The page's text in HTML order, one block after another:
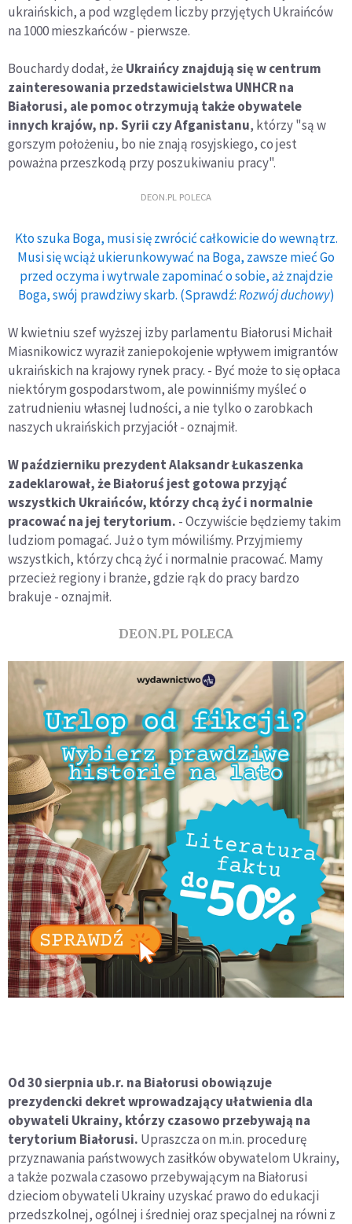
ukraińskich, a pod względem liczby przyjętych Ukraińców
na 1000 mieszkańców - pierwsze.
Bouchardy dodał, że Ukraińcy znajdują się w centrum
zainteresowania przedstawicielstwa UNHCR na
Białorusi, ale pomoc otrzymują także obywatele
innych krajów, np. Syrii czy Afganistanu, którzy "są w
gorszym położeniu, bo nie znają rosyjskiego, co jest
poważna przeszkodą przy poszukiwaniu pracy".
DEON.PL POLECA
Kto szuka Boga, musi się zwrócić całkowicie do wewnątrz.
Musi się wciąż ukierunkowywać na Boga, zawsze mieć Go
przed oczyma i wytrwale zapominać o sobie, aż znajdzie
Boga, swój prawdziwy skarb. (Sprawdź:Rozwój duchowy)
W kwietniu szef wyższej izby parlamentu Białorusi Michaił
Miasnikowicz wyraził zaniepokojenie wpływem imigrantów
ukraińskich na krajowy rynek pracy. - Być może to się opłaca
niektórym gospodarstwom, ale powinniśmy myśleć o
zatrudnieniu własnej ludności, a nie tylko o zarobkach
naszych ukraińskich przyjaciół - oznajmił.
W październiku prezydent Alaksandr Łukaszenka
zadeklarował, że Białoruś jest gotowa przyjąć
wszystkich Ukraińców, którzy chcą żyć i normalnie
pracować na jej terytorium. - Oczywiście będziemy takim
ludziom pomagać. Już o tym mówiliśmy. Przyjmiemy
wszystkich, którzy chcą żyć i normalnie pracować. Mamy
przecież regiony i branże, gdzie rąk do pracy bardzo
brakuje - oznajmił.
DEON.PL POLECA
Od 30 sierpnia ub.r. na Białorusi obowiązuje
prezydencki dekret wprowadzający ułatwienia dla
obywateli Ukrainy, którzy czasowo przebywają na
terytorium Białorusi. Upraszcza on m.in. procedurę
przyznawania państwowych zasiłków obywatelom Ukrainy,
a także pozwala czasowo przebywającym na Białorusi
dzieciom obywateli Ukrainy uzyskać prawo do edukacji
przedszkolnej, ogólnej i średniej oraz specjalnej na równi z